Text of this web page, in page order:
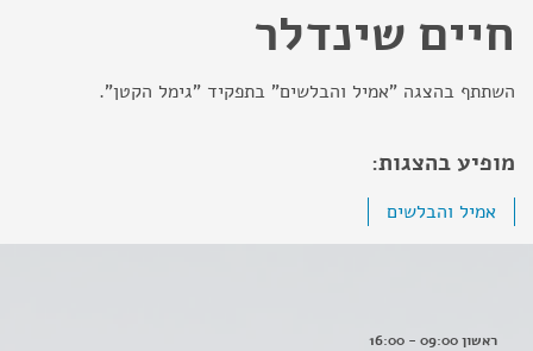
חיים שינדלר
השתתף בהצגה "אמיל והבלשים" בתפקיד "גימל הקטן".
מופיע בהצגות:
אמיל והבלשים
ראשון 09:00 - 16:00